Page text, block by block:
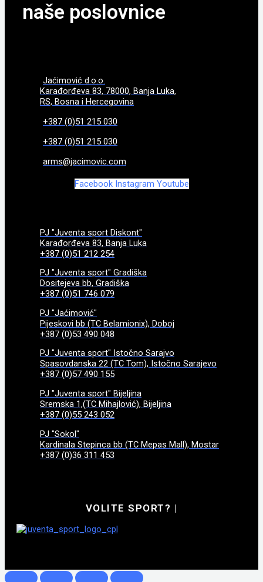
naše poslovnice
Jaćimović d.o.o.
Karađorđeva 83, 78000, Banja Luka,
RS, Bosna i Hercegovina
+387 (0)51 215 030
+387 (0)51 215 030
arms@jacimovic.com
Facebook Instagram Youtube
PJ "Juventa sport Diskont"
Karađorđeva 83, Banja Luka
+387 (0)51 212 254
PJ "Juventa sport" Gradiška
Dositejeva bb, Gradiška
+387 (0)51 746 079
PJ "Jaćimović"
Pijeskovi bb (TC Belamionix), Doboj
+387 (0)53 490 048
PJ "Juventa sport" Istočno Sarajvo
Spasovdanska 22 (TC Tom), Istočno Sarajevo
+387 (0)57 490 155
PJ "Juventa sport" Bijeljina
Sremska 1,(TC Mihajlović), Bijeljina
+387 (0)55 243 052
PJ "Sokol"
Kardinala Stepinca bb (TC Mepas Mall), Mostar
+387 (0)36 311 453
VOLITE SPORT? |